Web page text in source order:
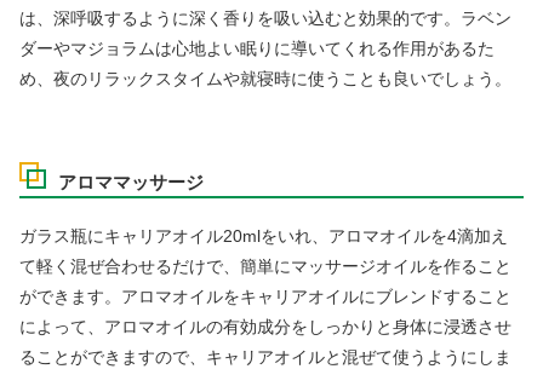
は、深呼吸するように深く香りを吸い込むと効果的です。ラベン
ダーやマジョラムは心地よい眠りに導いてくれる作用があるた
め、夜のリラックスタイムや就寝時に使うことも良いでしょう。
アロママッサージ
ガラス瓶にキャリアオイル20mlをいれ、アロマオイルを4滴加え
て軽く混ぜ合わせるだけで、簡単にマッサージオイルを作ること
ができます。アロマオイルをキャリアオイルにブレンドすること
によって、アロマオイルの有効成分をしっかりと身体に浸透させ
ることができますので、キャリアオイルと混ぜて使うようにしま